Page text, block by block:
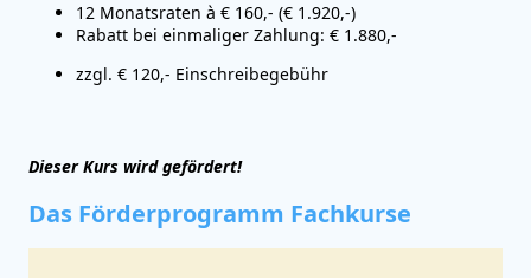
12 Monatsraten à € 160,- (€ 1.920,-)
Rabatt bei einmaliger Zahlung: € 1.880,-
zzgl. € 120,- Einschreibegebühr
Dieser Kurs wird gefördert!
Das Förderprogramm Fachkurse